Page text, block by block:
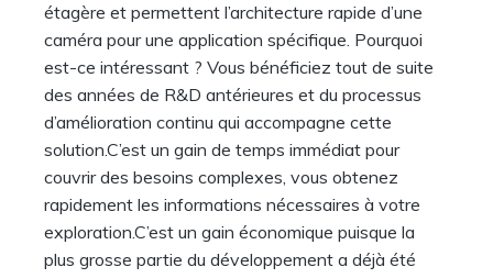
étagère et permettent l’architecture rapide d’une
caméra pour une application spécifique. Pourquoi
est-ce intéressant ? Vous bénéficiez tout de suite
des années de R&D antérieures et du processus
d’amélioration continu qui accompagne cette
solution.C’est un gain de temps immédiat pour
couvrir des besoins complexes, vous obtenez
rapidement les informations nécessaires à votre
exploration.C’est un gain économique puisque la
plus grosse partie du développement a déjà été